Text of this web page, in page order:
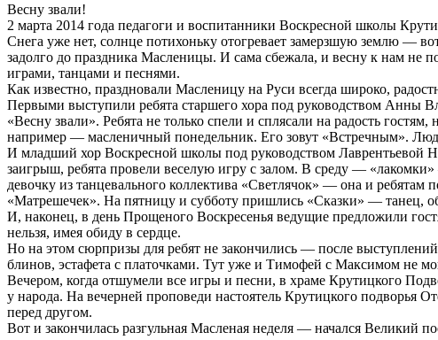
Весну звали!
2 марта 2014 года педагоги и воспитанники Воскресной школы
Снега уже нет, солнце потихоньку отогревает замерзшую землю —
задолго до праздника Масленицы. И сама сбежала, и весну к нам не
играми, танцами и песнями.
Как известно, праздновали Масленицу на Руси всегда широко,
Первыми выступили ребята старшего хора под руководством Анны
«Весну звали». Ребята не только спели и сплясали на радость
например — масленичный понедельник. Его зовут «Встречным».
И младший хор Воскресной школы под руководством Лаврентьевой
заигрыш, ребята провели веселую игру с залом. В среду —
девочку из танцевального коллектива «Светлячок» — она и
«Матрешечек». На пятницу и субботу пришлись «Сказки» — танец,
И, наконец, в день Прощеного Воскресенья ведущие предложили
нельзя, имея обиду в сердце.
Но на этом сюрпризы для ребят не закончились — после
блинов, эстафета с платочками. Тут уже и Тимофей с Максимом не
Вечером, когда отшумели все игры и песни, в храме Крутицкого
у народа. На вечерней проповеди настоятель Крутицкого подворья
перед другом.
Вот и закончилась разгульная Масленая неделя — начался Великий